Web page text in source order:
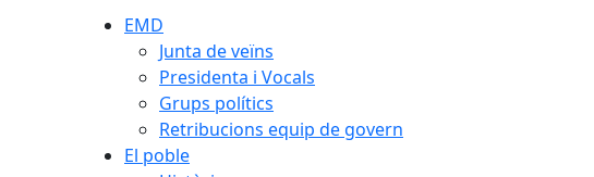
EMD
Junta de veïns
Presidenta i Vocals
Grups polítics
Retribucions equip de govern
El poble